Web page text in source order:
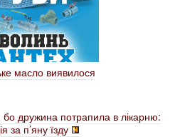
масло виявилося
бо дружина потрапила в лікарню:
за п’яну їзду